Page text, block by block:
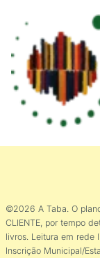
©2026 A Taba. O
CLIENTE, por tempo
livros. Leitura em rede
Inscrição Municipal/